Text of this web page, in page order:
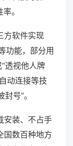
。
方软件实现
功能，部分用
透视他人牌
动连接等技
号”。
安装、不占手
国数百种地方